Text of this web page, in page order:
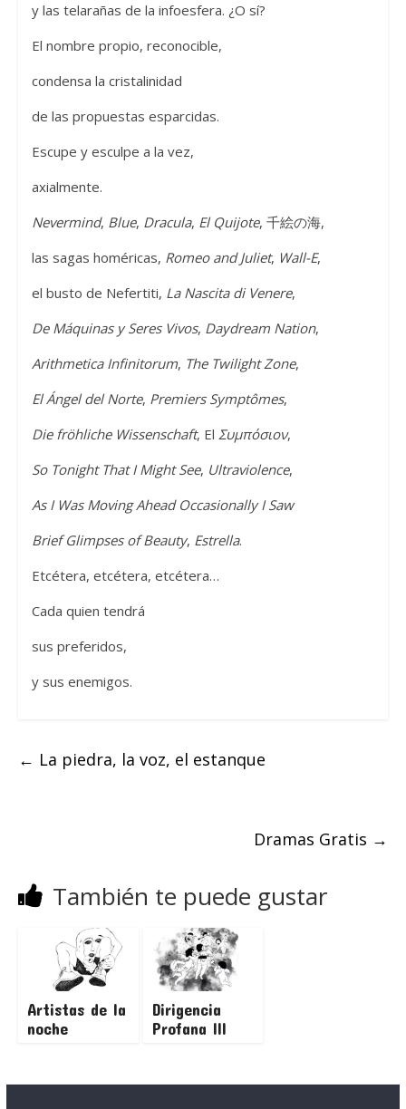
y las telarañas de la infoesfera. ¿O sí?
El nombre propio, reconocible,
condensa la cristalinidad
de las propuestas esparcidas.
Escupe y esculpe a la vez,
axialmente.
Nevermind, Blue, Dracula, El Quijote, 千絵の海,
las sagas homéricas, Romeo and Juliet, Wall-E,
el busto de Nefertiti, La Nascita di Venere,
De Máquinas y Seres Vivos, Daydream Nation,
Arithmetica Infinitorum, The Twilight Zone,
El Ángel del Norte, Premiers Symptômes,
Die fröhliche Wissenschaft, El Συμπόσιον,
So Tonight That I Might See, Ultraviolence,
As I Was Moving Ahead Occasionally I Saw
Brief Glimpses of Beauty, Estrella.
Etcétera, etcétera, etcétera…
Cada quien tendrá
sus preferidos,
y sus enemigos.
← La piedra, la voz, el estanque
Dramas Gratis →
También te puede gustar
Artistas de la
noche
Dirigencia
Profana III